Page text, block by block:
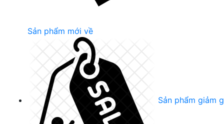
Sản phẩm mới về
Sản phẩm giảm